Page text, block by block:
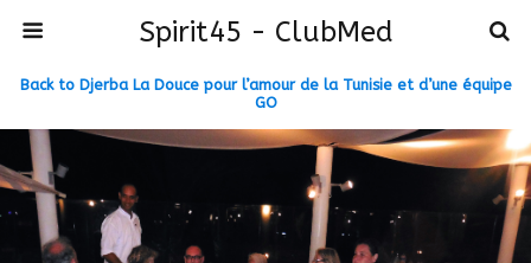
Spirit45 - ClubMed
Back to Djerba La Douce pour l’amour de la Tunisie et d’une équipe
GO